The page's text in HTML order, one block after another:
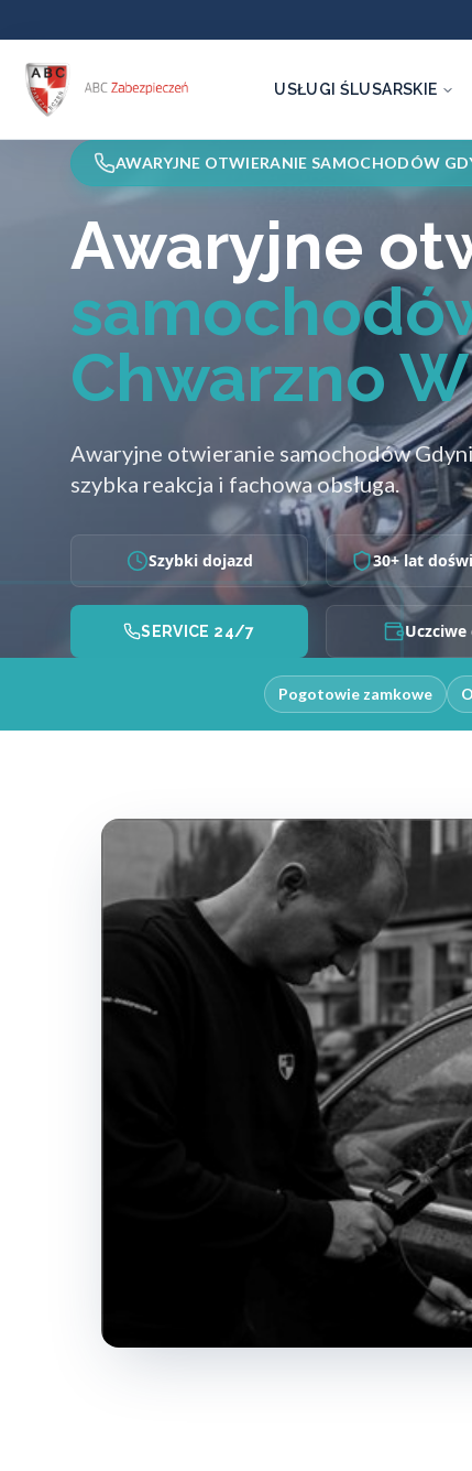
USŁUGI ŚLUSARSKIE
AWARYJNE OTWIERANIE SAMOCHODÓW
Awaryjne
Chwarzno
Awaryjne otwieranie samochodów
szybka reakcja i fachowa obsługa.
Szybki dojazd 30+ lat
SERVICE 24/7 Uczciwe
Pogotowie zamkowe